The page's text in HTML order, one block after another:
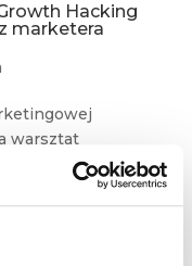
Hacking
marketera
warsztat